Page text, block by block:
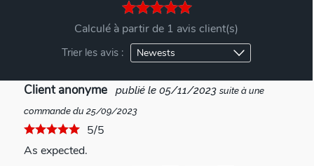
Calculé à partir de 1 avis client(s)
Trier les avis :
Client anonyme publié le 05/11/2023 suite à une
commande du 25/09/2023
5/5
As expected.